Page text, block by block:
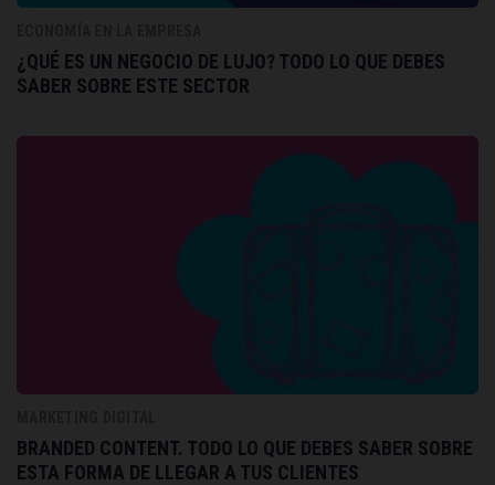
¿QUÉ ES UN NEGOCIO DE LUJO? TODO LO QUE DEBES
SABER SOBRE ESTE SECTOR
BRANDED CONTENT. TODO LO QUE DEBES SABER SOBRE
ESTA FORMA DE LLEGAR A TUS CLIENTES